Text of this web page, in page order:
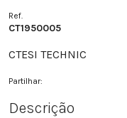
Ref.
CT1950005
CTESI TECHNIC
Partilhar:
Descrição